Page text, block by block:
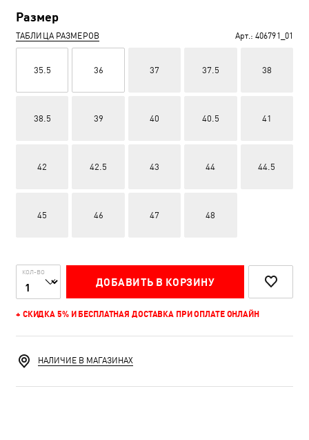
Размер
ТАБЛИЦА РАЗМЕРОВ Арт.: 406791_01
35.5 36 37 37.5 38
38.5 39 40 40.5 41
42 42.5 43 44 44.5
45 46 47 48
КОЛ-ВО
ДОБАВИТЬ В КОРЗИНУ
+ СКИДКА 5% И БЕСПЛАТНАЯ ДОСТАВКА ПРИ ОПЛАТЕ ОНЛАЙН
НАЛИЧИЕ В МАГАЗИНАХ